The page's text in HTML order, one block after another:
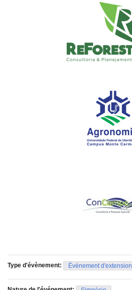
Type d'évènement: Événement d'extension